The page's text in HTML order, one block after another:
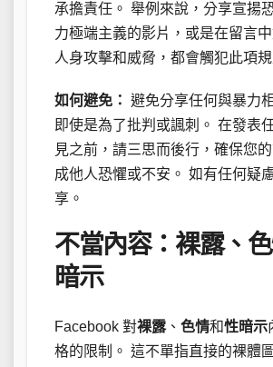
承擔責任。 舉例來說，分享宣揚
力極端主義的影片，或是在留言
人身攻擊和威脅，都會觸犯此項規
如何避免： 避免分享任何與暴力
即使是為了批判或諷刺。 在發表
見之前，請三思而後行，確保您
成他人恐懼或不安。 如有任何疑
享。
不當內容：裸露、
暗示
Facebook 對裸露、 色情和性暗示
格的限制。 這不單指直接的裸體